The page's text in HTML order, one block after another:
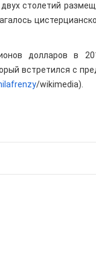
столетий
долларов в
встретился с
/wikimedia).